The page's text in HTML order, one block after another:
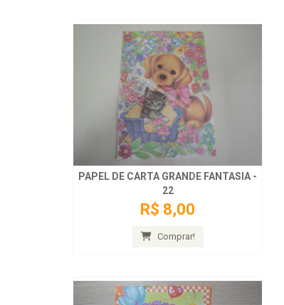
PAPEL DE CARTA GRANDE FANTASIA -
22
R$ 8,00
Comprar!